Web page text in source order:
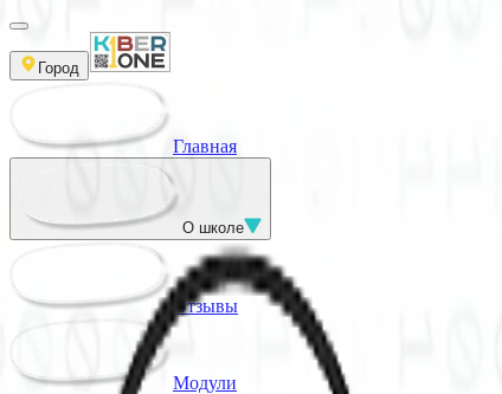
Город
Главная
О школе
Отзывы
Модули